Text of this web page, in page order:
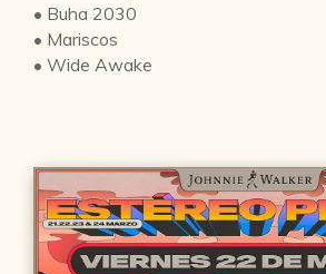
• Buha 2030
• Mariscos
• Wide Awake